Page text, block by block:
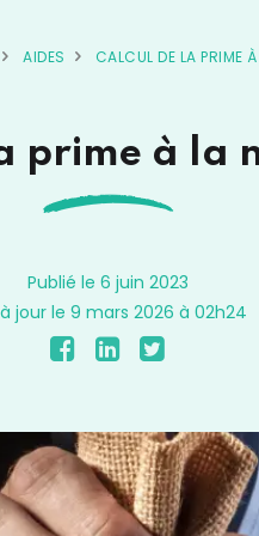
AIDES CALCUL DE LA PRIME
prime à la
Publié le 6 juin 2023
jour le 9 mars 2026 à 02h24